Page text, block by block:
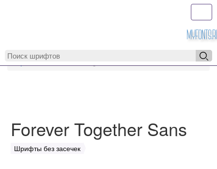
MyFonts.ru
Forever Together Sans
Шрифты без засечек